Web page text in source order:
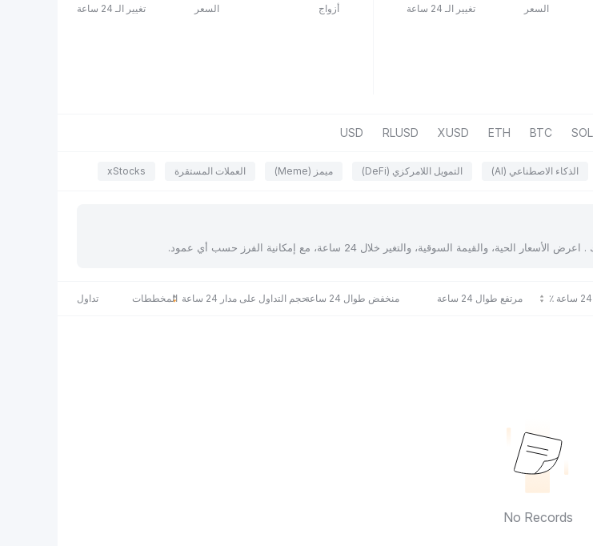
السعر تغيير الـ 24 ساعة أزواج السعر تغيير الـ 24 ساعة
SOL
BTC
ETH
XUSD
RLUSD
USD
الذكاء الاصطناعي (AI) التمويل اللامركزي (DeFi) ميمز (Meme) العملات المستقرة xStocks
مرتفع طوال 24 ساعة منخفض طوال 24 ساعة حجم التداول على مدار 24 ساعة المخططات تداول
No Records